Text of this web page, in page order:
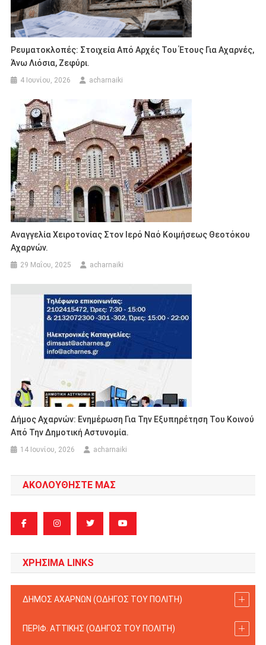
Ρευματοκλοπές: Στοιχεία Από Αρχές Του Έτους Για Αχαρνές,
Άνω Λιόσια, Ζεφύρι.
4 Ιουνίου, 2026 acharnaiki
Αναγγελία Χειροτονίας Στον Ιερό Ναό Κοιμήσεως Θεοτόκου
Αχαρνών.
29 Μαΐου, 2025 acharnaiki
Δήμος Αχαρνών: Ενημέρωση Για Την Εξυπηρέτηση Του Κοινού
Από Την Δημοτική Αστυνομία.
14 Ιουνίου, 2026 acharnaiki
ΑΚΟΛΟΥΘΗΣΤΕ ΜΑΣ
ΧΡΗΣΙΜΑ LINKS
ΔΗΜΟΣ ΑΧΑΡΝΩΝ (ΟΔΗΓΟΣ TOY ΠΟΛΙΤΗ)
ΠΕΡΙΦ. ΑΤΤΙΚΗΣ (ΟΔΗΓΟΣ TOY ΠΟΛΙΤΗ)